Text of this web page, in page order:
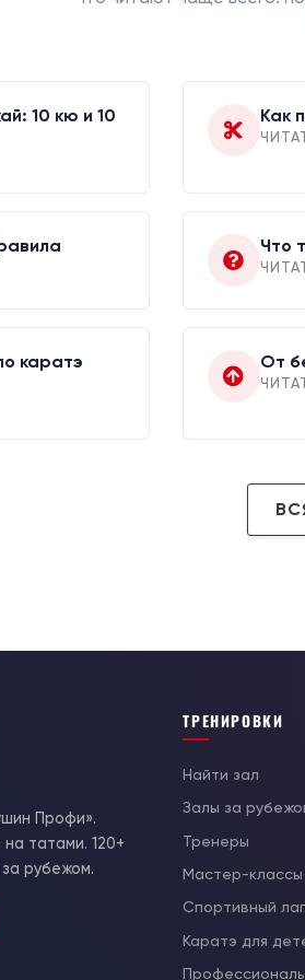
10 кю и 10
Как
Что
каратэ От
Профи».
татами. 120+
за рубежом.
ТРЕНИРОВКИ
Найти зал
Залы за
Тренеры
Мастер-классы
Спортивный
Каратэ для